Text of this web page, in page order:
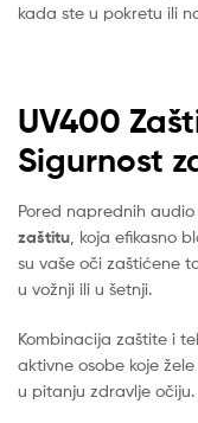
kada ste u pokretu ili
UV400
Sigurnost
Pored naprednih
zaštitu , koja efikasno
su vaše oči zaštićene
u vožnji ili u šetnji.
Kombinacija zaštite i
aktivne osobe koje
u pitanju zdravlje očiju.